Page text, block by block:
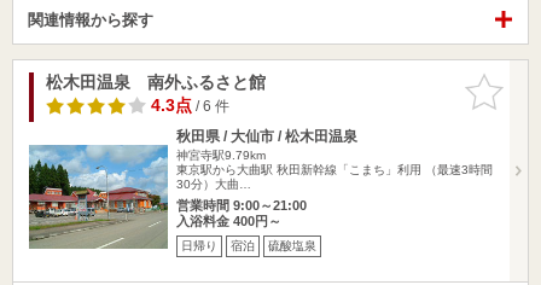
関連情報から探す
お気に入
りに追加
松木田温泉 南外ふるさと館
4.3点/ 6 件
秋田県 / 大仙市 / 松木田温泉
神宮寺駅9.79km
東京駅から大曲駅 秋田新幹線「こまち」利用 （最速3時間
30分）大曲…
営業時間 9:00～21:00
入浴料金 400円～
日帰り 宿泊 硫酸塩泉